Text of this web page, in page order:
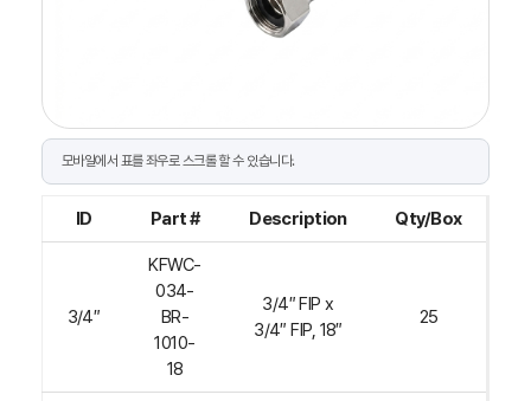
ID Part # Description Qty/Box
3/4″
KFWC-
034-
BR-
1010-
18
3/4″ FIP x
3/4″ FIP, 18″
25